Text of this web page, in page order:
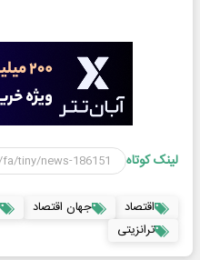
لینک کوتاه
اقتصاد جهان اقتصاد
ترانزیتی